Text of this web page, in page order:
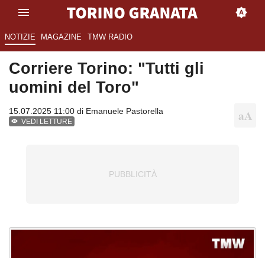
NOTIZIE MAGAZINE TMW RADIO
Corriere Torino: "Tutti gli
uomini del Toro"
15.07.2025 11:00 di Emanuele Pastorella
VEDI LETTURE